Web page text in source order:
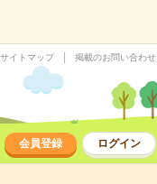
サイトマップ 掲載のお問い合わせ
会員登録 ログイン